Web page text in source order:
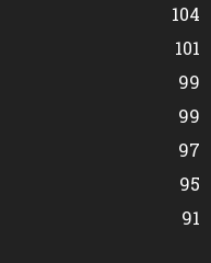
104
101
99
99
97
95
91